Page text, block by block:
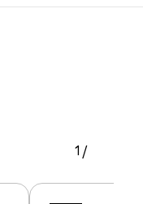
1 /